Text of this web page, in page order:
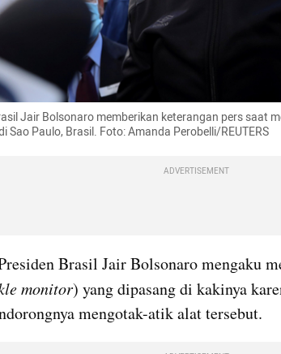
Jair Bolsonaro memberikan keterangan pers saat
Sao Paulo, Brasil. Foto: Amanda Perobelli/REUTERS
ADVERTISEMENT
Brasil Jair Bolsonaro mengaku
monitor) yang dipasang di kakinya
mengotak-atik alat tersebut.